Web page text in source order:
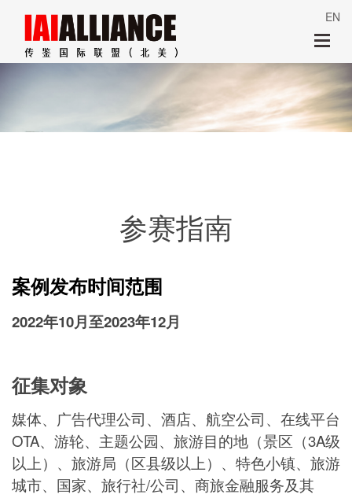
EN
参赛指南
案例发布时间范围
2022年10月至2023年12月
征集对象
媒体、广告代理公司、酒店、航空公司、在线平台
OTA、游轮、主题公园、旅游目的地（景区（3A级
以上）、旅游局（区县级以上）、特色小镇、旅游
城市、国家、旅行社/公司、商旅金融服务及其